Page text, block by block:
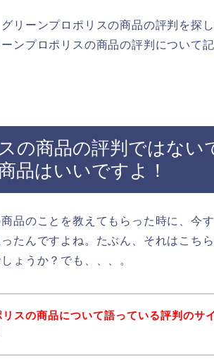
リーンプロポリスの商品の評判を探
ンプロポリスの商品の評判について
の商品の評判ではない
品はいいですよ！
品のことを教えてもらった時に、今
たんですよね。たぶん、それはこち
ょうか？でも、、、。
スの商品について語っている評判のサ